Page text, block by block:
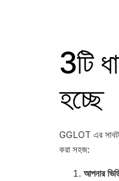
3টি
হচ্ছে
GGLOT এর
করা সহজ:
আপনার